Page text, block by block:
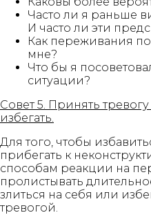
Часто ли я раньше
И часто ли эти
Как переживания
мне?
Что бы я
ситуации?
Совет 5. Принять
избегать.
Для того, чтобы
прибегать к
способам реакции на
пролистывать
злиться на себя или
тревогой.